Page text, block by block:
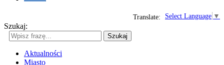
Select Language ▼
Translate:
Szukaj:
Szukaj
Aktualności
Miasto